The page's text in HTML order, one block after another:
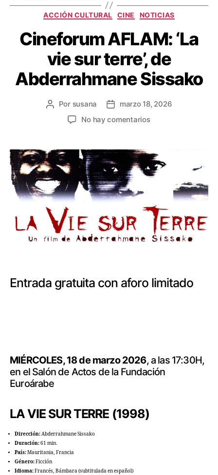
ACCIÓN CULTURAL CINE NOTICIAS
Cineforum AFLAM: ‘La
vie sur terre’, de
Abderrahmane Sissako
Por susana
marzo 18, 2026
No hay comentarios
Entrada gratuita con aforo limitado
MIÉRCOLES, 18 de marzo 2026, a las 17:30H,
en el Salón de Actos de la Fundación
Euroárabe
LA VIE SUR TERRE (1998)
Dirección:Abderrahmane Sissako
Duración:61 min.
País:Mauritania, Francia
Género:Ficción
Idioma:Francés, Bámbara (subtitulada en español)